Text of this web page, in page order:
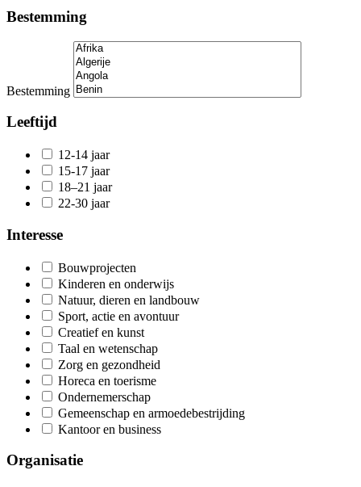
Bestemming
Bestemming
Leeftijd
12-14 jaar
15-17 jaar
18–21 jaar
22-30 jaar
Interesse
Bouwprojecten
Kinderen en onderwijs
Natuur, dieren en landbouw
Sport, actie en avontuur
Creatief en kunst
Taal en wetenschap
Zorg en gezondheid
Horeca en toerisme
Ondernemerschap
Gemeenschap en armoedebestrijding
Kantoor en business
Organisatie